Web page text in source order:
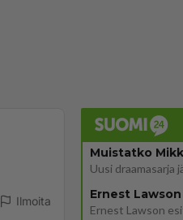
Ilmoita